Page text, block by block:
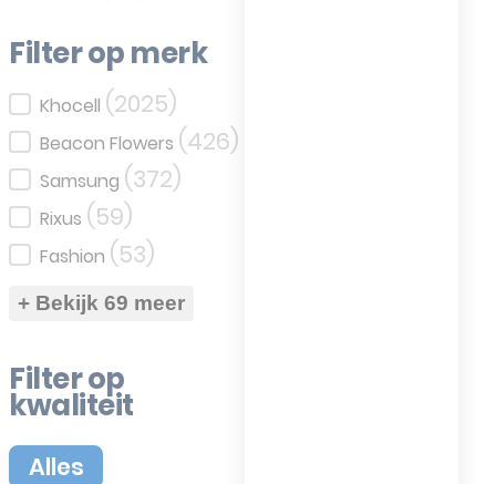
Filter op merk
Filter op merk
Khocell (2025)
Beacon Flowers (426)
Samsung (372)
Rixus (59)
Fashion (53)
+ Bekijk 69 meer
Filter op
kwaliteit
Filter op kwaliteit
Alles